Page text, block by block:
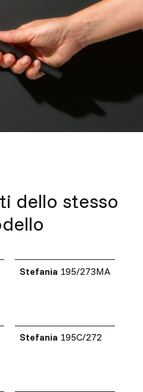
dello stesso
Stefania 195/273MA
Stefania 195C/272